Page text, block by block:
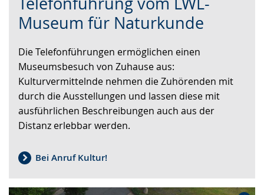
Museum für Naturkunde
wechseln.
Deutscher
Gebärdensprache
angezeigt.
Die Telefonführungen ermöglichen einen
Museumsbesuch von Zuhause aus:
Kulturvermittelnde nehmen die Zuhörenden mit
durch die Ausstellungen und lassen diese mit
ausführlichen Beschreibungen auch aus der
Distanz erlebbar werden.
Bei Anruf Kultur!